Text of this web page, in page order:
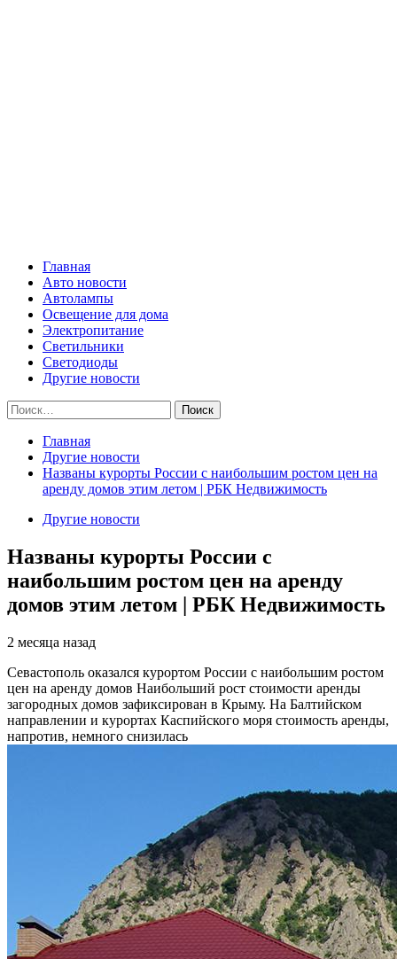
Главная
Авто новости
Автолампы
Освещение для дома
Электропитание
Светильники
Светодиоды
Другие новости
Найти:
Главная
Другие новости
Названы курорты России с наибольшим ростом цен на
аренду домов этим летом | РБК Недвижимость
Другие новости
Названы курорты России с
наибольшим ростом цен на аренду
домов этим летом | РБК Недвижимость
2 месяца назад
Севастополь оказался курортом России с наибольшим ростом
цен на аренду домов Наибольший рост стоимости аренды
загородных домов зафиксирован в Крыму. На Балтийском
направлении и курортах Каспийского моря стоимость аренды,
напротив, немного снизилась